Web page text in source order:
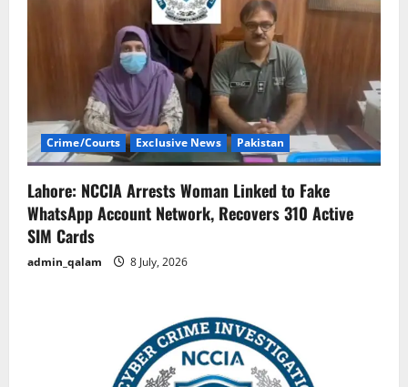
Crime/Courts Exclusive News Pakistan
Lahore: NCCIA Arrests Woman Linked to Fake
WhatsApp Account Network, Recovers 310 Active
SIM Cards
admin_qalam 8 July, 2026